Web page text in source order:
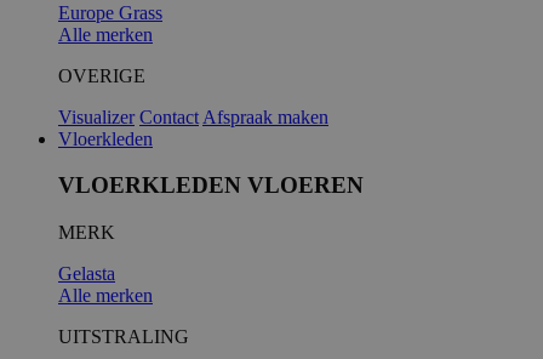
Europe Grass
Alle merken
OVERIGE
Visualizer Contact Afspraak maken
Vloerkleden
VLOERKLEDEN VLOEREN
MERK
Gelasta
Alle merken
UITSTRALING